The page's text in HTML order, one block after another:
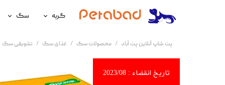
گربه
غذای گربه
سلامتی گربه
سگ
غذای سگ
سلامتی
پت شاپ آنلاین پت آباد محصولات سگ غذای سگ تشویقی سگ